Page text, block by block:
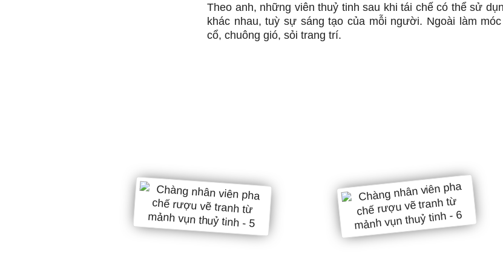
Theo anh, những viên thuỷ tinh sau khi tái chế có thể sử
khác nhau, tuỳ sự sáng tạo của mỗi người. Ngoài làm
cổ, chuông gió, sỏi trang trí.